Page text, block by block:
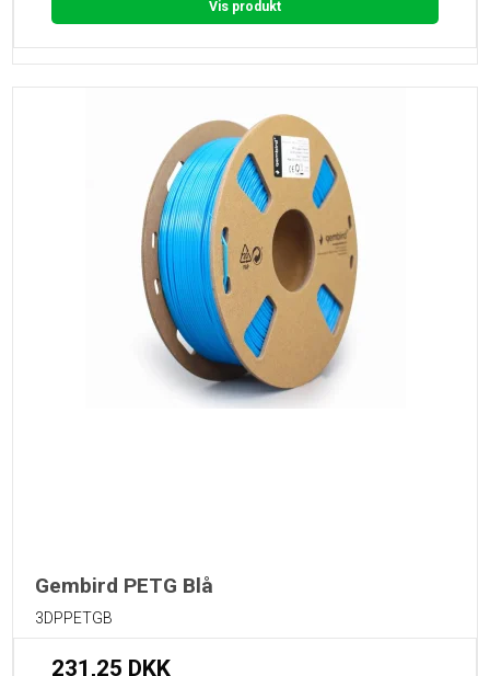
Vis produkt
Gembird PETG Blå
3DPPETGB
231,25 DKK